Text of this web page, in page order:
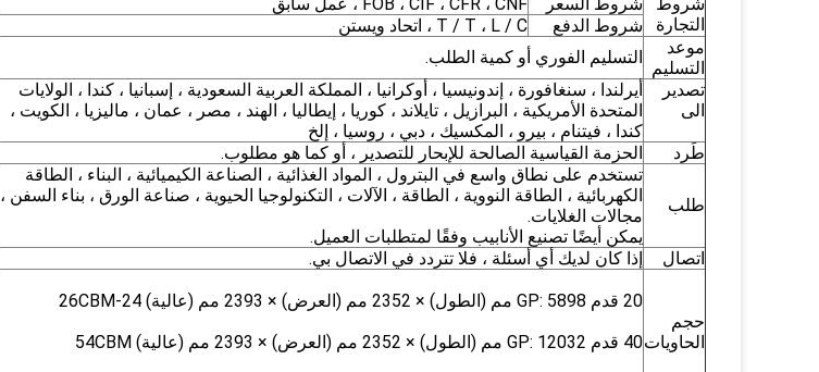
التجارة
شروط الدفع
T / T ، L / C ، اتحاد ويستن
موعد
التسليم
التسليم الفوري أو كمية الطلب.
تصدير
الى
أيرلندا ، سنغافورة ، إندونيسيا ، أوكرانيا ، المملكة العربية السعودية ، إسبانيا ، كندا ، الولايات
المتحدة الأمريكية ، البرازيل ، تايلاند ، كوريا ، إيطاليا ، الهند ، مصر ، عمان ، ماليزيا ، الكويت ،
كندا ، فيتنام ، بيرو ، المكسيك ، دبي ، روسيا ، إلخ
طَرد
الحزمة القياسية الصالحة للإبحار للتصدير ، أو كما هو مطلوب.
طلب
تستخدم على نطاق واسع في البترول ، المواد الغذائية ، الصناعة الكيميائية ، البناء ، الطاقة
الكهربائية ، الطاقة النووية ، الطاقة ، الآلات ، التكنولوجيا الحيوية ، صناعة الورق ، بناء السفن ،
مجالات الغلايات.
يمكن أيضًا تصنيع الأنابيب وفقًا لمتطلبات العميل.
اتصال
إذا كان لديك أي أسئلة ، فلا تتردد في الاتصال بي.
حجم
الحاويات
20 قدم GP: 5898 مم (الطول) × 2352 مم (العرض) × 2393 مم (عالية) 24-26CBM
40 قدم GP: 12032 مم (الطول) × 2352 مم (العرض) × 2393 مم (عالية) 54CBM